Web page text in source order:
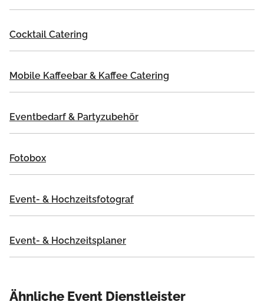
Cocktail Catering
Mobile Kaffeebar & Kaffee Catering
Eventbedarf & Partyzubehör
Fotobox
Event- & Hochzeitsfotograf
Event- & Hochzeitsplaner
Ähnliche Event Dienstleister